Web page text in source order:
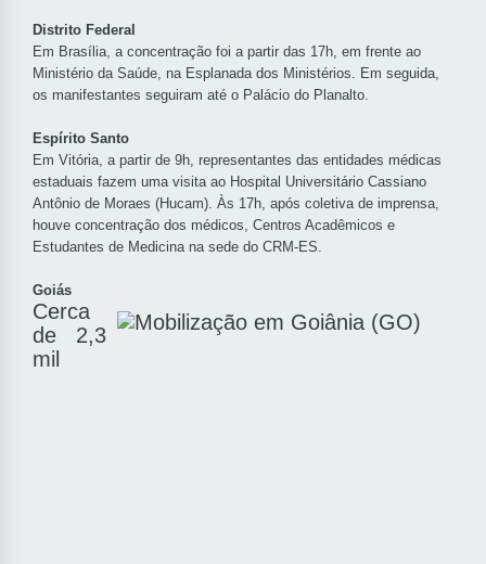
Distrito Federal
Em Brasília, a concentração foi a partir das 17h, em frente ao
Ministério da Saúde, na Esplanada dos Ministérios. Em seguida,
os manifestantes seguiram até o Palácio do Planalto.
Espírito Santo
Em Vitória, a partir de 9h, representantes das entidades médicas
estaduais fazem uma visita ao Hospital Universitário Cassiano
Antônio de Moraes (Hucam). Às 17h, após coletiva de imprensa,
houve concentração dos médicos, Centros Acadêmicos e
Estudantes de Medicina na sede do CRM-ES.
Goiás
Cerca
de 2,3
mil